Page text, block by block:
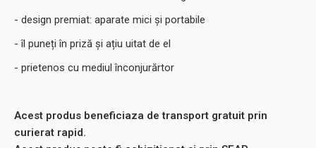
- design premiat: aparate mici și portabile
- îl puneți în priză și ațiu uitat de el
- prietenos cu mediul înconjurărtor
Acest produs beneficiaza de transport gratuit prin
curierat rapid.